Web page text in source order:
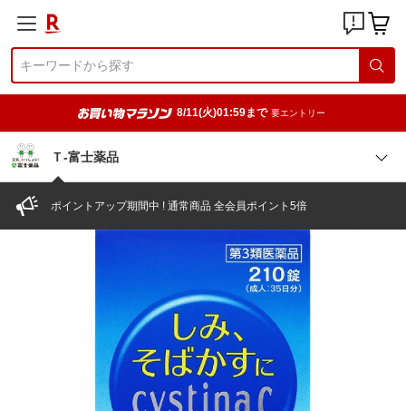
8/11(火)01:59まで 要エントリー
Ｔ-富士薬品
ポイントアップ期間中 ! 通常商品 全会員ポイント5倍